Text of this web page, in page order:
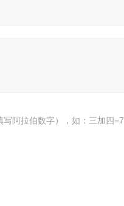
写阿拉伯数字），如：三加四=7